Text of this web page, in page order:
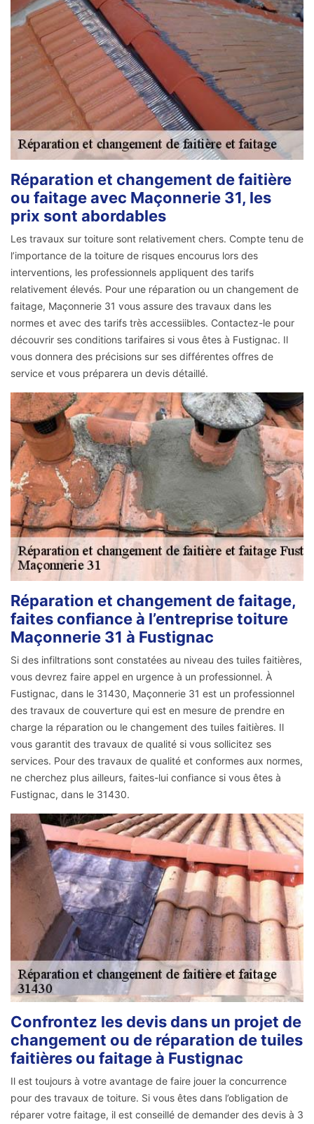
Réparation et changement de faitière
ou faitage avec Maçonnerie 31, les
prix sont abordables
Les travaux sur toiture sont relativement chers. Compte tenu de
l’importance de la toiture de risques encourus lors des
interventions, les professionnels appliquent des tarifs
relativement élevés. Pour une réparation ou un changement de
faitage, Maçonnerie 31 vous assure des travaux dans les
normes et avec des tarifs très accessiibles. Contactez-le pour
découvrir ses conditions tarifaires si vous êtes à Fustignac. Il
vous donnera des précisions sur ses différentes offres de
service et vous préparera un devis détaillé.
Réparation et changement de faitage,
faites confiance à l’entreprise toiture
Maçonnerie 31 à Fustignac
Si des infiltrations sont constatées au niveau des tuiles faitières,
vous devrez faire appel en urgence à un professionnel. À
Fustignac, dans le 31430, Maçonnerie 31 est un professionnel
des travaux de couverture qui est en mesure de prendre en
charge la réparation ou le changement des tuiles faitières. Il
vous garantit des travaux de qualité si vous sollicitez ses
services. Pour des travaux de qualité et conformes aux normes,
ne cherchez plus ailleurs, faites-lui confiance si vous êtes à
Fustignac, dans le 31430.
Confrontez les devis dans un projet de
changement ou de réparation de tuiles
faitières ou faitage à Fustignac
Il est toujours à votre avantage de faire jouer la concurrence
pour des travaux de toiture. Si vous êtes dans l’obligation de
réparer votre faitage, il est conseillé de demander des devis à 3